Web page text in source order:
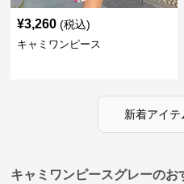
¥3,260 (税込)
キャミワンピース
新着アイ
キャミワンピースグレーのお